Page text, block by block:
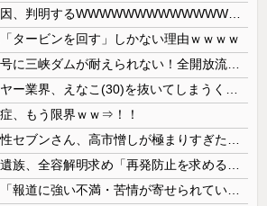
タービンを回す」しかない理由ｗｗｗｗ
、もう限界ｗｗ⇒！！